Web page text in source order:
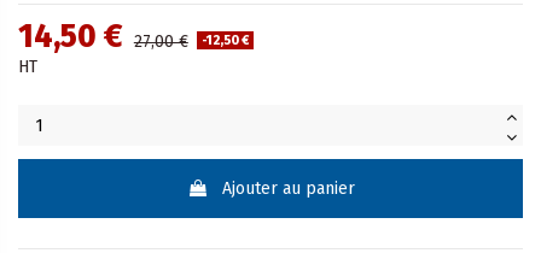
14,50 € 27,00 € -12,50 €
HT
Ajouter au panier